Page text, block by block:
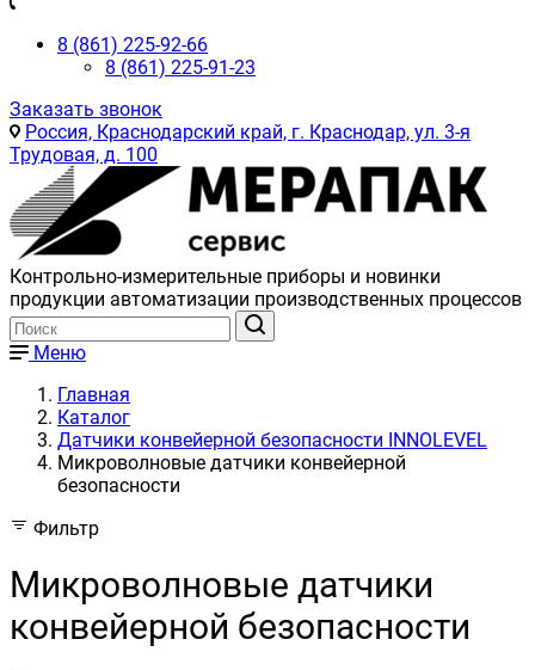
8 (861) 225-92-66
8 (861) 225-91-23
Заказать звонок
Россия, Краснодарский край, г. Краснодар, ул. 3-я
Трудовая, д. 100
Контрольно-измерительные приборы и новинки
продукции автоматизации производственных процессов
Меню
Главная
Каталог
Датчики конвейерной безопасности INNOLEVEL
Микроволновые датчики конвейерной
безопасности
Фильтр
Микроволновые датчики
конвейерной безопасности